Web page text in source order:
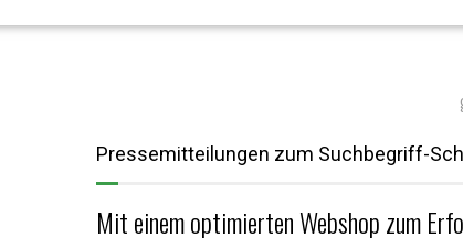
Pressemitteilungen zum Suchbegriff-
Mit einem optimierten Webshop zum